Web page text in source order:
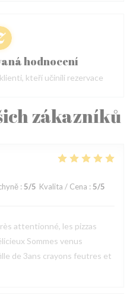
zákazníků
: 5/5 Kvalita / Cena : 5/5
attentionné, les pizzas
Sommes venus
de 3ans crayons feutres et
hodnocení
kteří učinili rezervace